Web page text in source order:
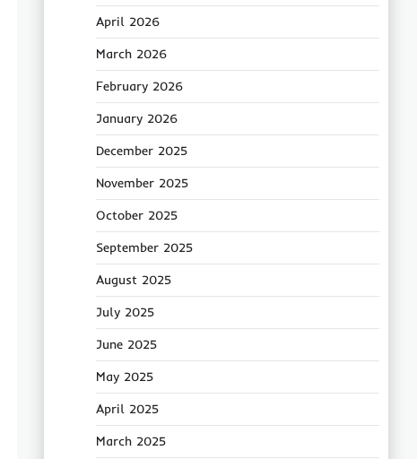
April 2026
March 2026
February 2026
January 2026
December 2025
November 2025
October 2025
September 2025
August 2025
July 2025
June 2025
May 2025
April 2025
March 2025